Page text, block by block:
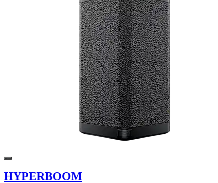
HYPERBOOM